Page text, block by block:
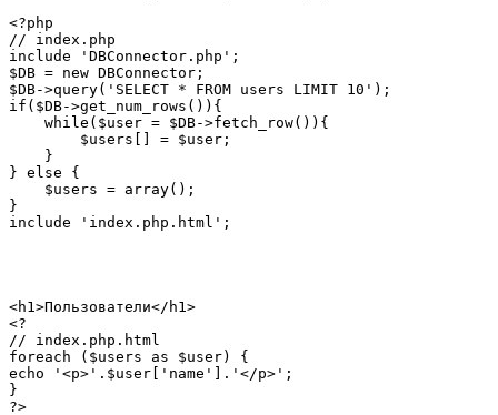
<?php
// index.php
include 'DBConnector.php';
$DB = new DBConnector;
$DB->query('SELECT * FROM users LIMIT 10');
if($DB->get_num_rows()){
    while($user = $DB->fetch_row()){
        $users[] = $user;
    }
} else {
    $users = array();
}
<h1>Пользователи</h1>
<?
// index.php.html
foreach ($users as $user) {
echo '<p>'.$user['name'].'</p>';
}